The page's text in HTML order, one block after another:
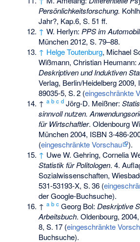
Persönlichkeitsforschung.
Jahr?, Kap.6, S. 51 ff.
↑ W. Herlyn: PPS im
München 2012, S. 79–88.
↑ Helge Toutenburg, Michael
Wißmann, Christian Heumann:
Deskriptiven und Induktiven
Verlag, Berlin/Heidelberg 2009,
89035-5,S.2 (eingeschränkte
↑a b c d Jörg-D. Meißner:
sinnvoll nutzen.
für Wirtschaftler. Oldenbourg
München 2004, ISBN 3-486-
(eingeschränkte Vorschau
).
↑ Uwe W. Gehring, Cornelia
Statistik für Politologen. 4.
Sozialwissenschaften,
531-53193-X,S.36 (
der Google-Buchsuche).
↑a b c Georg Bol:Deskriptive
Arbeitsbuch. Oldenbourg, 2004,
8,S. 17 (eingeschränkte
Buchsuche).